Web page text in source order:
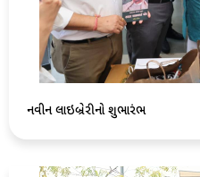
નવીન લાઇબ્રેરીનો શુભારંભ